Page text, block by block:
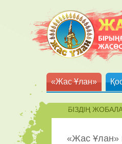
«Жас Ұлан»
БІЗДІҢ
«Жас Ұлан»